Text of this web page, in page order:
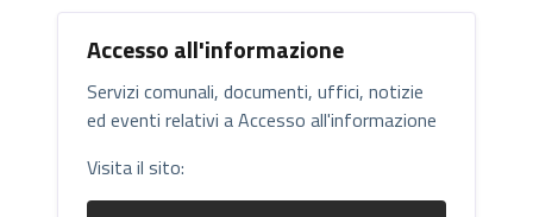
Accesso all'informazione
Servizi comunali, documenti, uffici, notizie
ed eventi relativi a Accesso all'informazione
Visita il sito: